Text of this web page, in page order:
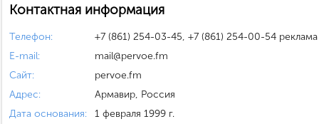
Контактная информация
Телефон:
+7 (861) 254-03-45, +7 (861) 254-00-54 реклама
E-mail:
mail@pervoe.fm
Сайт:
pervoe.fm
Адрес:
Армавир, Россия
Дата основания:
1 февраля 1999 г.